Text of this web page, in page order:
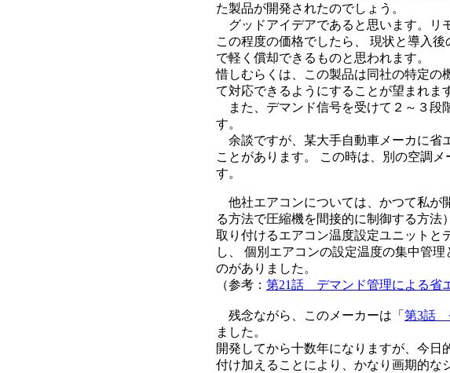
た製品が開発されたのでしょう。
グッドアイデアであると思います。リ
この程度の価格でしたら、 現状と導入
で軽く償却できるものと思われます。
惜しむらくは、この製品は同社の特定の
て対応できるようにすることが望まれま
また、デマンド信号を受けて２～３段
す。
余談ですが、某大手自動車メーカに省
ことがあります。 この時は、別の空調
す。
他社エアコンについては、かつて私が
る方法で圧縮機を間接的に制御する方法
取り付けるエアコン温度設定ユニットと
し、 個別エアコンの設定温度の集中管
のがありました。
（参考： 第21話 デマンド管理による省
残念ながら、このメーカーは「 第3話
ました。
開発してから十数年になりますが、今
付け加えることにより、かなり画期的な